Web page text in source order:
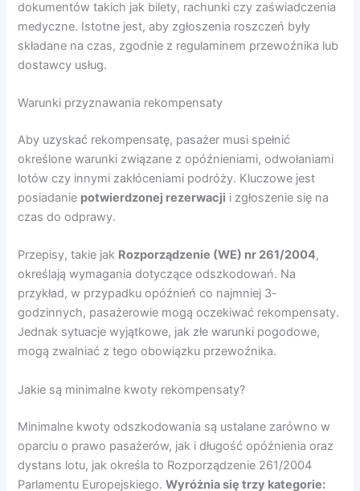
dokumentów takich jak bilety, rachunki czy zaświadczenia
medyczne. Istotne jest, aby zgłoszenia roszczeń były
składane na czas, zgodnie z regulaminem przewoźnika lub
dostawcy usług.
Warunki przyznawania rekompensaty
Aby uzyskać rekompensatę, pasażer musi spełnić
określone warunki związane z opóźnieniami, odwołaniami
lotów czy innymi zakłóceniami podróży. Kluczowe jest
posiadanie potwierdzonej rezerwacji i zgłoszenie się na
czas do odprawy.
Przepisy, takie jak Rozporządzenie (WE) nr 261/2004,
określają wymagania dotyczące odszkodowań. Na
przykład, w przypadku opóźnień co najmniej 3-
godzinnych, pasażerowie mogą oczekiwać rekompensaty.
Jednak sytuacje wyjątkowe, jak złe warunki pogodowe,
mogą zwalniać z tego obowiązku przewoźnika.
Jakie są minimalne kwoty rekompensaty?
Minimalne kwoty odszkodowania są ustalane zarówno w
oparciu o prawo pasażerów, jak i długość opóźnienia oraz
dystans lotu, jak określa to Rozporządzenie 261/2004
Parlamentu Europejskiego.Wyróżnia się trzy kategorie: